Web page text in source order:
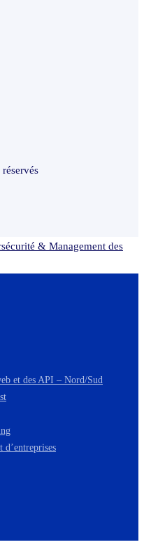
et des API – Nord/Sud
d’entreprises